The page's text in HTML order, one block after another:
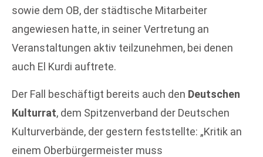
sowie dem OB, der städtische Mitarbeiter
angewiesen hatte, in seiner Vertretung an
Veranstaltungen aktiv teilzunehmen, bei denen
auch El Kurdi auftrete.
Der Fall beschäftigt bereits auch den Deutschen
Kulturrat, dem Spitzenverband der Deutschen
Kulturverbände, der gestern feststellte: „Kritik an
einem Oberbürgermeister muss